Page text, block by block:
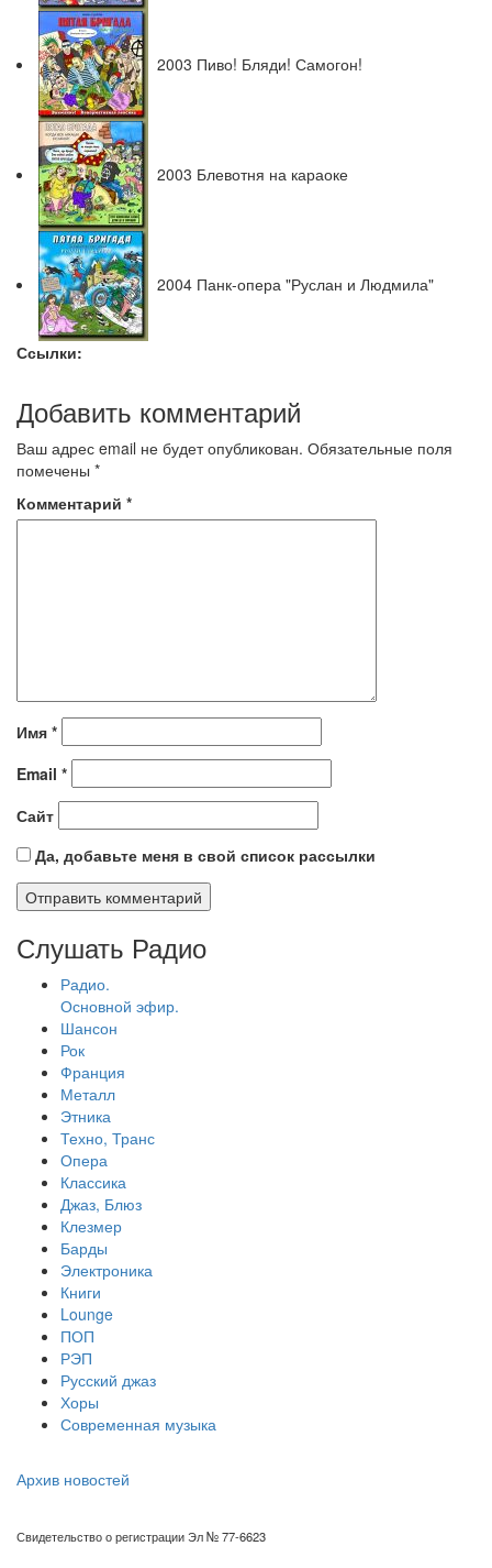
2003 Пиво! Бляди! Самогон!
2003 Блевотня на караоке
2004 Панк-опера "Руслан и Людмила"
Ссылки:
Добавить комментарий
Ваш адрес email не будет опубликован. Обязательные поля
помечены *
Комментарий *
Имя *
Email *
Сайт
Да, добавьте меня в свой список рассылки
Слушать Радио
Радио.
Основной эфир.
Шансон
Рок
Франция
Металл
Этника
Техно, Транс
Опера
Классика
Джаз, Блюз
Клезмер
Барды
Электроника
Книги
Lounge
ПОП
РЭП
Русский джаз
Хоры
Современная музыка
Архив новостей
Свидетельство о регистрации Эл № 77-6623